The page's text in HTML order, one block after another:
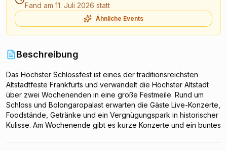
Fand am 11. Juli 2026 statt
Ähnliche Events
Beschreibung
Das Höchster Schlossfest ist eines der traditionsreichsten
Altstadtfeste Frankfurts und verwandelt die Höchster Altstadt
über zwei Wochenenden in eine große Festmeile. Rund um
Schloss und Bolongaropalast erwarten die Gäste Live-Konzerte,
Foodstände, Getränke und ein Vergnügungspark in historischer
Kulisse. Am Wochenende gibt es kurze Konzerte und ein buntes